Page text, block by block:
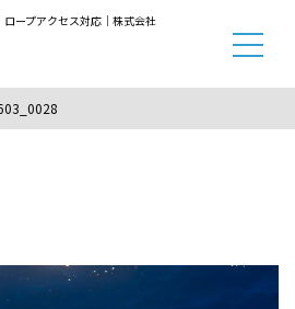
ープアクセス対応｜株式会社